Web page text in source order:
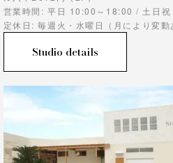
営業時間: 平日 10:00～18:00 / 土日
定休日: 毎週火・水曜日（月により変動
Studio details